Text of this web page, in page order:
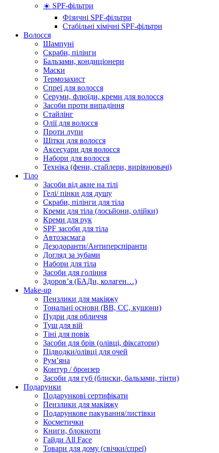
☀️ SPF-фільтри
Фізичні SPF-фільтри
Стабільні хімічні SPF-фільтри
Волосся
Шампуні
Скраби, пілінги
Бальзами, кондиціонери
Маски
Термозахист
Спреї для волосся
Серуми, флюїди, креми для волосся
Засоби проти випадіння
Стайлінг
Олії для волосся
Проти лупи
Щітки для волосся
Аксесуари для волосся
Набори для волосся
Техніка (фени, стайлери, вирівнювачі)
Тіло
Засоби від акне на тілі
Гелі/ пінки для душу
Скраби, пілінги для тіла
Креми для тіла (лосьйони, олійки)
Креми для рук
SPF засоби для тіла
Автозасмага
Дезодоранти/Антиперспіранти
Догляд за зубами
Набори для тіла
Засоби для гоління
Здоровʼя (БАДи, колаген…)
Make-up
Пензлики для макіяжу
Тональні основи (BB, CC, кушони)
Пудри для обличчя
Туш для вій
Тіні для повік
Засоби для брів (олівці, фіксатори)
Підводки/олівці для очей
Румʼяна
Контур / бронзер
Засоби для губ (блиски, бальзами, тінти)
Подарунки
Подарункові сертифікати
Пензлики для макіяжу
Подарункове пакування/листівки
Косметички
Книги, блокноти
Гайди All Face
Товари для дому (свічки/спреї)